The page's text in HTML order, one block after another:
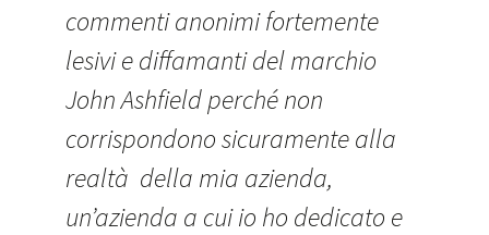
commenti anonimi fortemente
lesivi e diffamanti del marchio
John Ashfield perché non
corrispondono sicuramente alla
realtà della mia azienda,
un’azienda a cui io ho dedicato e